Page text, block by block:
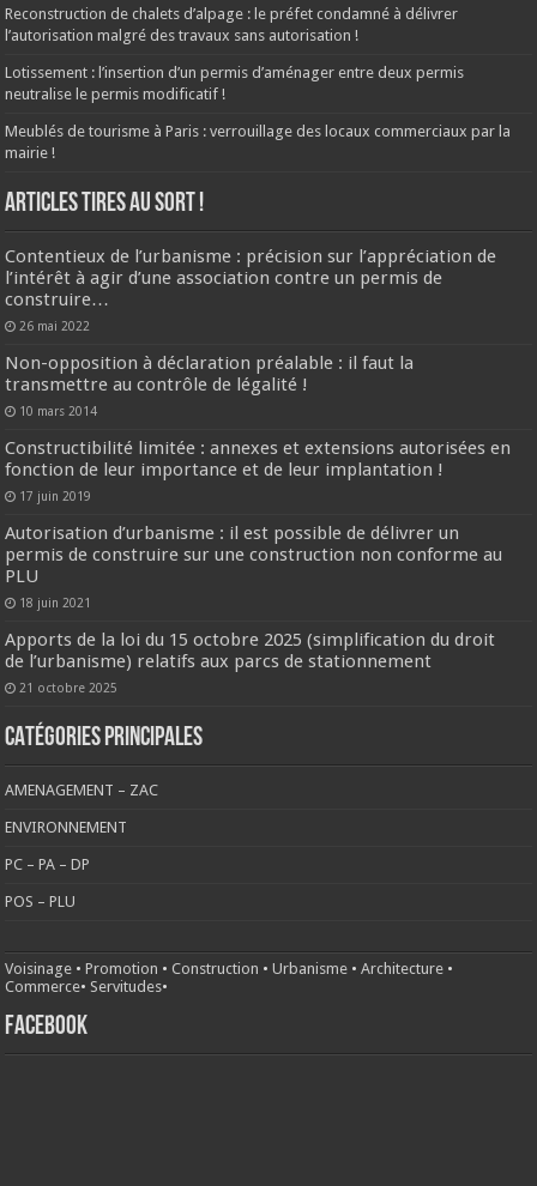
Reconstruction de chalets d’alpage : le préfet condamné à délivrer
l’autorisation malgré des travaux sans autorisation !
Lotissement : l’insertion d’un permis d’aménager entre deux permis
neutralise le permis modificatif !
Meublés de tourisme à Paris : verrouillage des locaux commerciaux par la
mairie !
ARTICLES TIRES AU SORT !
Contentieux de l’urbanisme : précision sur l’appréciation de
l’intérêt à agir d’une association contre un permis de
construire…
26 mai 2022
Non-opposition à déclaration préalable : il faut la
transmettre au contrôle de légalité !
10 mars 2014
Constructibilité limitée : annexes et extensions autorisées en
fonction de leur importance et de leur implantation !
17 juin 2019
Autorisation d’urbanisme : il est possible de délivrer un
permis de construire sur une construction non conforme au
PLU
18 juin 2021
Apports de la loi du 15 octobre 2025 (simplification du droit
de l’urbanisme) relatifs aux parcs de stationnement
21 octobre 2025
CATÉGORIES PRINCIPALES
AMENAGEMENT – ZAC
ENVIRONNEMENT
PC – PA – DP
POS – PLU
Voisinage •Promotion •Construction •Urbanisme •Architecture •
Commerce• Servitudes•
FACEBOOK